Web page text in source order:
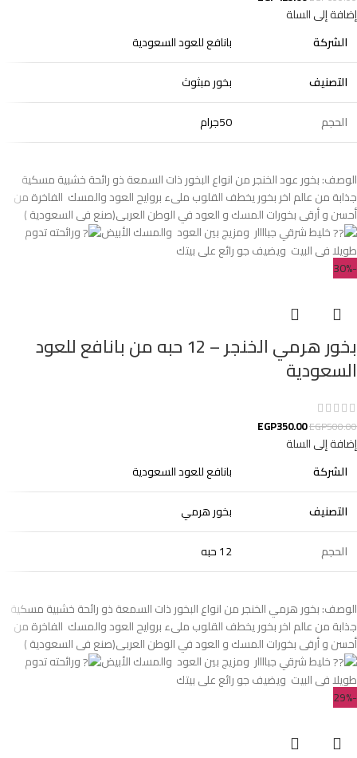
إضافة إلى السلة
الشركة
بانافع للعود السعودية
التصنيف
بخور مبثوث
الحجم
50جرام
الوصف: بخور عود الخنجر من انواع البخور ذات السمعة ذو رائحة خشبية مسكية
جذابة من عالم اخر بخور يخطف القلوب ملىء بروايح العود والمسك الفاخرة من
أحسن و أرقى بخورات المسك و العود في الوطن العربى(صنع فى السعودية )
خليط شرقي جباااار ومزيج بين العود والمسك الأبيض
ورائحته تدوم
طويلا ⁩⁦ فى البيت ويضيف جو رائع على بيتك
-30%
بخور هرمي الخنجر – 12 حبه من بانافع للعود
السعودية
EGP500.00
EGP350.00
إضافة إلى السلة
الشركة
بانافع للعود السعودية
التصنيف
بخور هرمي
الحجم
12 حبه
الوصف: بخور هرمي الخنجر من انواع البخور ذات السمعة ذو رائحة خشبية مسكية
جذابة من عالم اخر بخور يخطف القلوب ملىء بروايح العود والمسك الفاخرة من
أحسن و أرقى بخورات المسك و العود في الوطن العربى(صنع فى السعودية )
خليط شرقي جباااار ومزيج بين العود والمسك الأبيض
ورائحته تدوم
طويلا ⁩⁦ فى البيت ويضيف جو رائع على بيتك
-29%